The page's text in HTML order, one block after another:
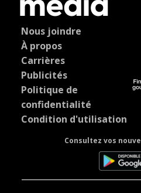
Nous joindre
À propos
Carrières
Publicités
Politique de
confidentialité
Condition d'utilisation
Consultez vos